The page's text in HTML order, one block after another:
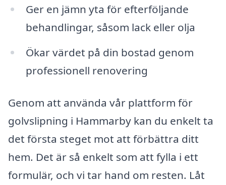
Ger en jämn yta för efterföljande
behandlingar, såsom lack eller olja
Ökar värdet på din bostad genom
professionell renovering
Genom att använda vår plattform för
golvslipning i Hammarby kan du enkelt ta
det första steget mot att förbättra ditt
hem. Det är så enkelt som att fylla i ett
formulär, och vi tar hand om resten. Låt